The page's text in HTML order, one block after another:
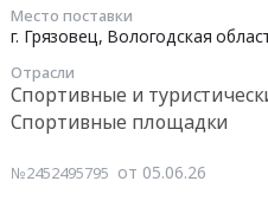
Место поставки
г. Грязовец, Вологодская
Отрасли
Спортивные и
Спортивные площадки
№2452495795 от 05.06.26